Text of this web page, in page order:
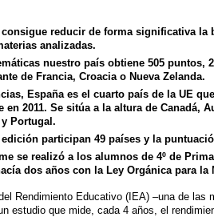
consigue reducir de forma significativa la
analizadas.
nuestro país obtiene 505 puntos,
de Francia, Croacia o Nueva Zelanda.
España es el cuarto país de la UE
en 2011. Se sitúa a la altura de Canadá,
Portugal.
edición participan 49 países y la
se realizó a los alumnos de 4º de
dos años con la Ley Orgánica para la
Rendimiento Educativo (IEA) –una de
estudio que mide, cada 4 años, el